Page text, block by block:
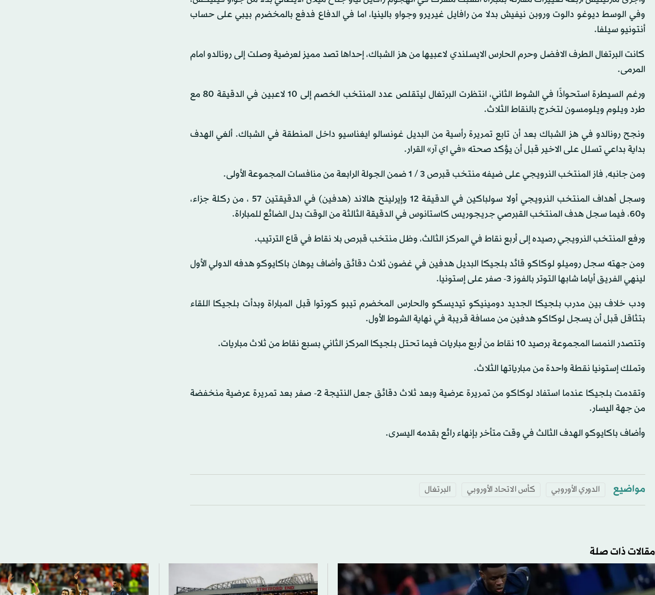
وفي الوسط ديوغو دالوت وروبن نيفيش بدلا من رافايل غيريرو وجواو بالينيا، اما في الدفاع فدفع بالمخضرم بيبي على حساب
أنتونيو سيلفا.
كانت البرتغال الطرف الافضل وحرم الحارس الايسلندي لاعبيها من هز الشباك، إحداها تصد مميز لعرضية وصلت إلى رونالدو امام
المرمى.
ورغم السيطرة استحواذًا في الشوط الثاني، انتظرت البرتغال ليتقلص عدد المنتخب الخصم إلى 10 لاعبين في الدقيقة 80 مع
طرد ويلوم ويلومسون لتخرج بالنقاط الثلاث.
ونجح رونالدو في هز الشباك بعد أن تابع تمريرة رأسية من البديل غونسالو ايغناسيو داخل المنطقة في الشباك. ألغي الهدف
بداية بداعي تسلل على الاخير قبل أن يؤكد صحته «في اي آر» القرار.
ومن جانبه, فاز المنتخب النرويجي على ضيفه منتخب قبرص 3 / 1 ضمن الجولة الرابعة من منافسات المجموعة الأولى.
وسجل أهداف المنتخب النرويجي أولا سولباكين في الدقيقة 12 وإيرلينح هالاند (هدفين) في الدقيقتين 57 ، من ركلة جزاء،
و60، فيما سجل هدف المنتخب القبرصي جريجوريس كاستانوس في الدقيقة الثالثة من الوقت بدل الضائع للمباراة.
ورفع المنتخب النرويجي رصيده إلى أربع نقاط في المركز الثالث، وظل منتخب قبرص بلا نقاط في قاع الترتيب.
ومن جهته سجل روميلو لوكاكو قائد بلجيكا البديل هدفين في غضون ثلاث دقائق وأضاف يوهان باكايوكو هدفه الدولي الأول
لينهي الفريق أياما شابها التوتر بالفوز 3- صفر على إستونيا.
ودب خلاف بين مدرب بلجيكا الجديد دومينيكو تيديسكو والحارس المخضرم تيبو كورتوا قبل المباراة وبدأت بلجيكا اللقاء
بتثاقل قبل أن يسجل لوكاكو هدفين من مسافة قريبة في نهاية الشوط الأول.
وتتصدر النمسا المجموعة برصيد 10 نقاط من أربع مباريات فيما تحتل بلجيكا المركز الثاني بسبع نقاط من ثلاث مباريات.
وتملك إستونيا نقطة واحدة من مبارياتها الثلاث.
وتقدمت بلجيكا عندما استفاد لوكاكو من تمريرة عرضية وبعد ثلاث دقائق جعل النتيجة 2- صفر بعد تمريرة عرضية منخفضة
من جهة اليسار.
وأضاف باكايوكو الهدف الثالث في وقت متأخر بإنهاء رائع بقدمه اليسرى.
مواضيع الدوري الأوروبي كأس الاتحاد الأوروبي البرتغال
مقالات ذات صلة